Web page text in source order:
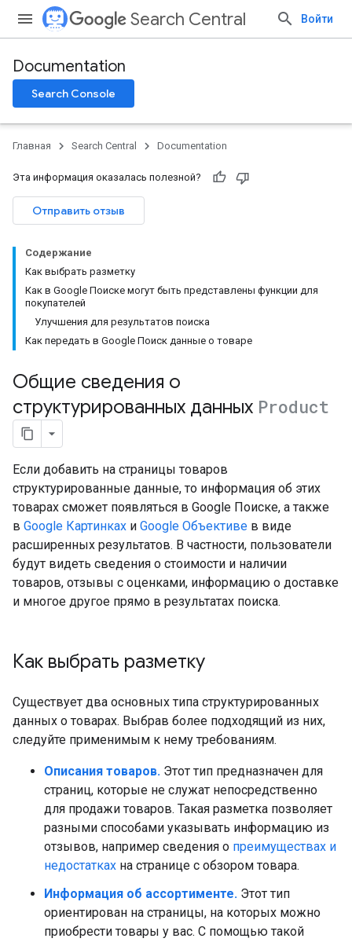
Search Central Войти
Documentation
Search Console
Главная Search Central Documentation
Эта информация оказалась полезной?
Отправить отзыв
Содержание
Как выбрать разметку
Как в Google Поиске могут быть представлены функции для
покупателей
Улучшения для результатов поиска
Как передать в Google Поиск данные о товаре
Общие сведения о
структурированных данных Product
Если добавить на страницы товаров
структурированные данные, то информация об этих
товарах сможет появляться в Google Поиске, а также
в Google Картинках и Google Объективе в виде
расширенных результатов. В частности, пользователи
будут видеть сведения о стоимости и наличии
товаров, отзывы с оценками, информацию о доставке
и многое другое прямо в результатах поиска.
Как выбрать разметку
Существует два основных типа структурированных
данных о товарах. Выбрав более подходящий из них,
следуйте применимым к нему требованиям.
Описания товаров. Этот тип предназначен для
страниц, которые не служат непосредственно
для продажи товаров. Такая разметка позволяет
разными способами указывать информацию из
отзывов, например сведения о преимуществах и
недостатках на странице с обзором товара.
Информация об ассортименте. Этот тип
ориентирован на страницы, на которых можно
приобрести товары у вас. С помощью такой